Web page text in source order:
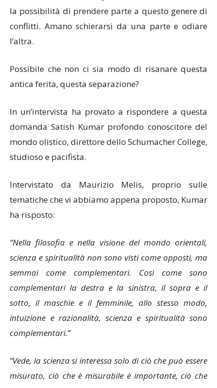
la possibilità di prendere parte a questo genere di
conflitti. Amano schierarsi da una parte e odiare
l’altra.
Possibile che non ci sia modo di risanare questa
antica ferita, questa separazione?
In un’intervista ha provato a rispondere a questa
domanda Satish Kumar profondo conoscitore del
mondo olistico, direttore dello Schumacher College,
studioso e pacifista.
Intervistato da Maurizio Melis, proprio sulle
tematiche che vi abbiamo appena proposto, Kumar
ha risposto:
“Nella filosofia e nella visione del mondo orientali,
scienza e spiritualità non sono visti come opposti, ma
semmai come complementari. Così come sono
complementari la destra e la sinistra, il sopra e il
sotto, il maschie e il femminile, allo stesso modo,
intuizione e razionalità, scienza e spiritualità sono
complementari.”
“Vede, la scienza si interessa solo di ciò che può essere
misurato, ciò che è misurabile è importante, ciò che